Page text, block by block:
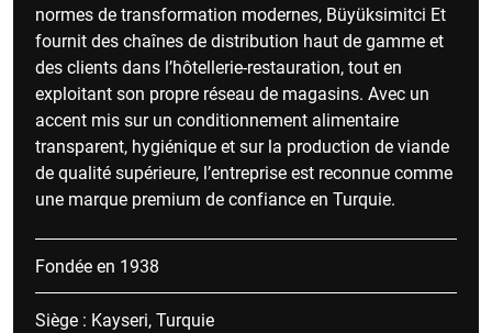
normes de transformation modernes, Büyüksimitci Et
fournit des chaînes de distribution haut de gamme et
des clients dans l’hôtellerie-restauration, tout en
exploitant son propre réseau de magasins. Avec un
accent mis sur un conditionnement alimentaire
transparent, hygiénique et sur la production de viande
de qualité supérieure, l’entreprise est reconnue comme
une marque premium de confiance en Turquie.
Fondée en 1938
Siège : Kayseri, Turquie